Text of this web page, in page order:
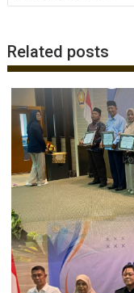
Related posts